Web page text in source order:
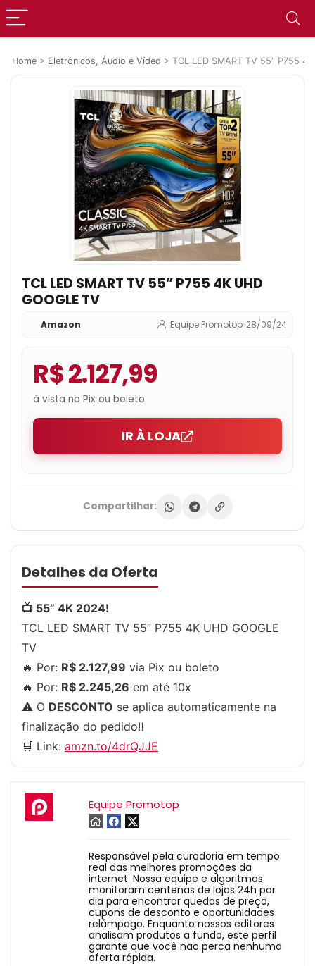
Home > Eletrônicos, Áudio e Vídeo > TCL LED SMART TV 55” P755
TCL LED SMART TV 55” P755 4K UHD
GOOGLE TV
Amazon Equipe Promotop•28/09/24
R$ 2.127,99
à vista no Pix ou boleto
IR À LOJA
Compartilhar:
Detalhes da Oferta
📺 55” 4K 2024!
TCL LED SMART TV 55” P755 4K UHD GOOGLE
TV
🔥 Por: R$ 2.127,99 via Pix ou boleto
🔥 Por: R$ 2.245,26 em até 10x
⚠️ O DESCONTO se aplica automaticamente na
finalização do pedido‼️
🛒 Link: amzn.to/4drQJJE
Equipe Promotop
Responsável pela curadoria em tempo
real das melhores promoções da
internet. Nossa equipe e algoritmos
monitoram centenas de lojas 24h por
dia para encontrar quedas de preço,
cupons de desconto e oportunidades
relâmpago. Enquanto nossos editores
analisam produtos a fundo, este perfil
garante que você não perca nenhuma
oferta rápida.